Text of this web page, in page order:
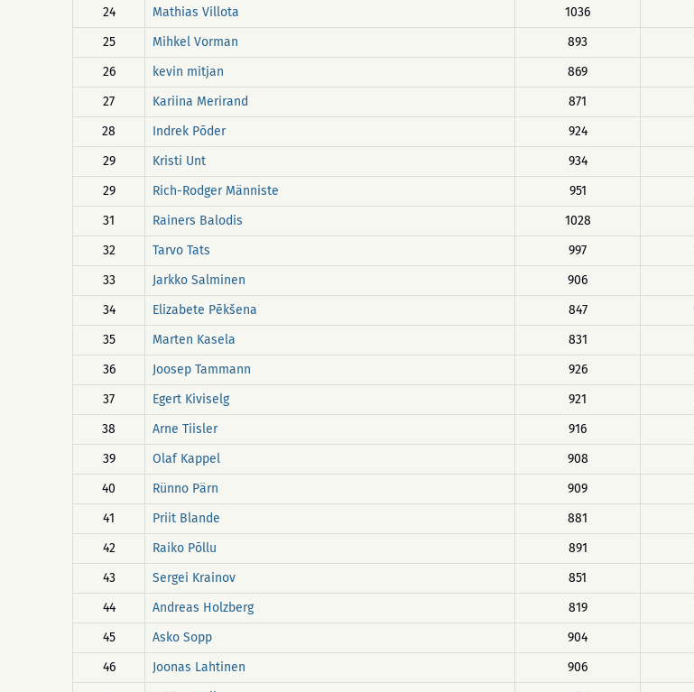
24
Mathias Villota 1036
25
Mihkel Vorman 893
26
kevin mitjan 869
27
Kariina Merirand 871
28
Indrek Põder 924
29
Kristi Unt 934
29
Rich-Rodger Männiste 951
31
Rainers Balodis 1028
32
Tarvo Tats 997
33
Jarkko Salminen 906
34
Elizabete Pēkšena 847
35
Marten Kasela 831
36
Joosep Tammann 926
37
Egert Kiviselg 921
38
Arne Tiisler 916
39
Olaf Kappel 908
40
Rünno Pärn 909
41
Priit Blande 881
42
Raiko Põllu 891
43
Sergei Krainov 851
44
Andreas Holzberg 819
45
Asko Sopp 904
46
Joonas Lahtinen 906